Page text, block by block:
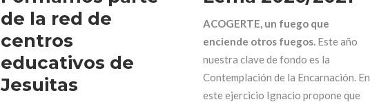
de la red de
centros
educativos de
Jesuitas
ACOGERTE, un fuego que
enciende otros fuegos. Este año
nuestra clave de fondo es la
Contemplación de la Encarnación. En
este ejercicio Ignacio propone que